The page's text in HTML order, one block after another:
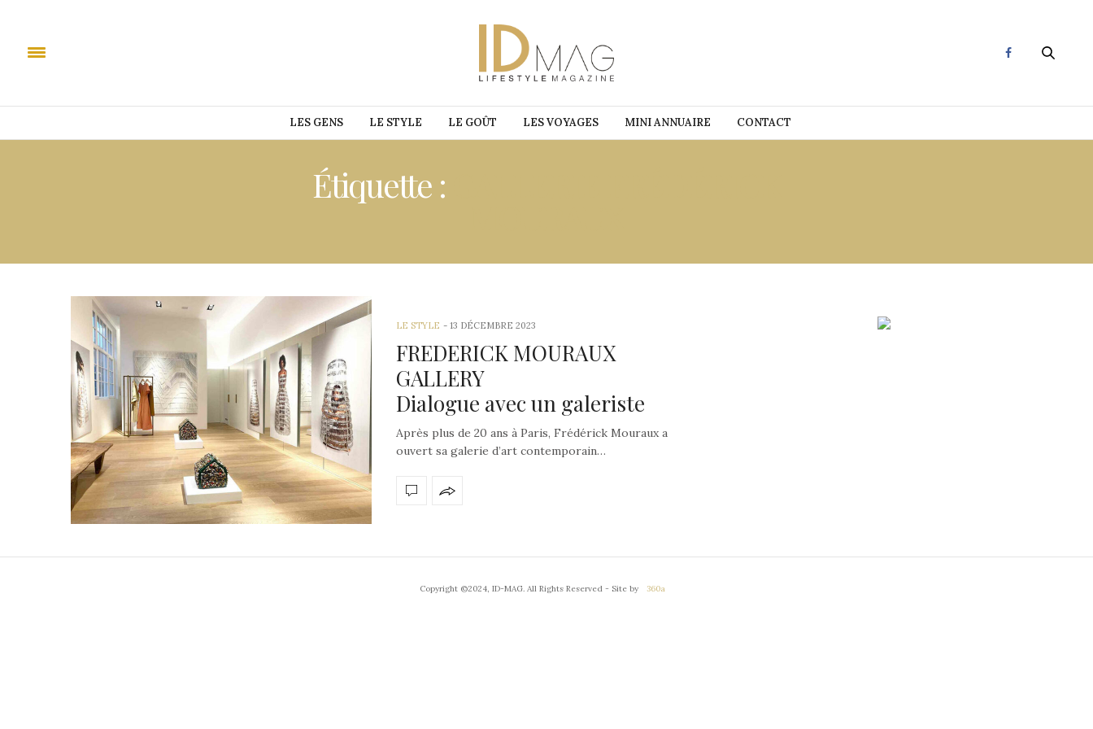
LES GENS LE STYLE LE GOÛT LES VOYAGES MINI ANNUAIRE CONTACT
Étiquette :
LE STYLE 13 DÉCEMBRE 2023
FREDERICK MOURAUX
GALLERY
Dialogue avec un galeriste
Après plus de 20 ans à Paris, Frédérick Mouraux a
ouvert sa galerie d’art contemporain…
Copyright ©2024, ID-MAG. All Rights Reserved - Site by 360a